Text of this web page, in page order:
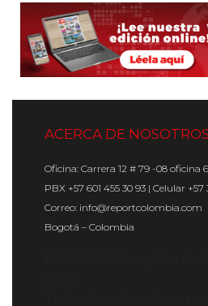
ACERCA DE NOSOTROS
Oficina: Carrera 12 # 79 -08 oficina
PBX +57 601 455 30 93 | Celular +57
Correo: info@reportcolombia.com
Bogotá – Colombia